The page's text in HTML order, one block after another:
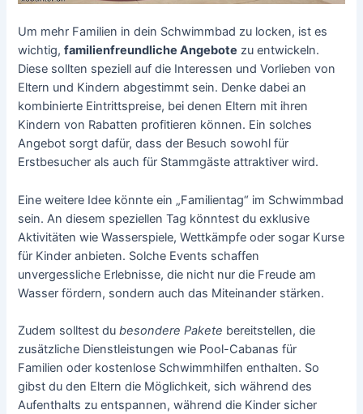
Um mehr Familien in dein Schwimmbad zu locken, ist es
wichtig,familienfreundliche Angebote zu entwickeln.
Diese sollten speziell auf die Interessen und Vorlieben von
Eltern und Kindern abgestimmt sein. Denke dabei an
kombinierte Eintrittspreise, bei denen Eltern mit ihren
Kindern von Rabatten profitieren können. Ein solches
Angebot sorgt dafür, dass der Besuch sowohl für
Erstbesucher als auch für Stammgäste attraktiver wird.
Eine weitere Idee könnte ein „Familientag“ im Schwimmbad
sein. An diesem speziellen Tag könntest du exklusive
Aktivitäten wie Wasserspiele, Wettkämpfe oder sogar Kurse
für Kinder anbieten. Solche Events schaffen
unvergessliche Erlebnisse, die nicht nur die Freude am
Wasser fördern, sondern auch das Miteinander stärken.
Zudem solltest dubesondere Pakete bereitstellen, die
zusätzliche Dienstleistungen wie Pool-Cabanas für
Familien oder kostenlose Schwimmhilfen enthalten. So
gibst du den Eltern die Möglichkeit, sich während des
Aufenthalts zu entspannen, während die Kinder sicher